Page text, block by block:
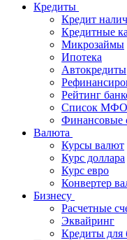
Кредиты
Кредит
Кредитные
Микрозаймы
Ипотека
Автокредиты
Рейтинг
Список МФО
Финансовые
Валюта
Курсы валют
Курс доллара
Курс евро
Конвертер
Бизнесу
Расчетные
Эквайринг
Кредиты для